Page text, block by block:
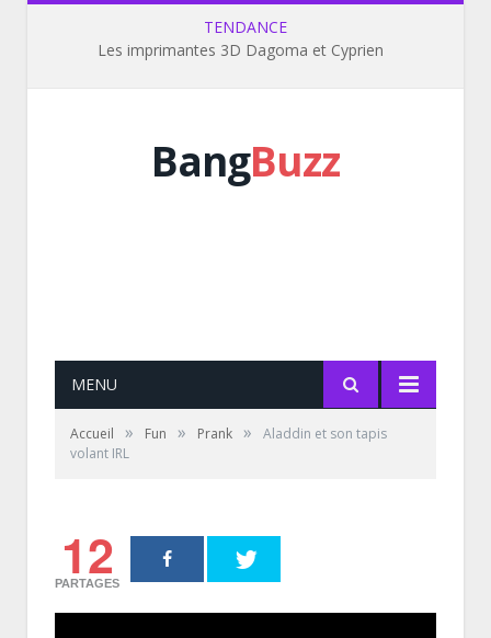
TENDANCE
Le dernier Zap de Spi0n
BangBuzz
MENU
Accueil » Fun » Prank »
Aladdin et son tapis
volant IRL
12
PARTAGES